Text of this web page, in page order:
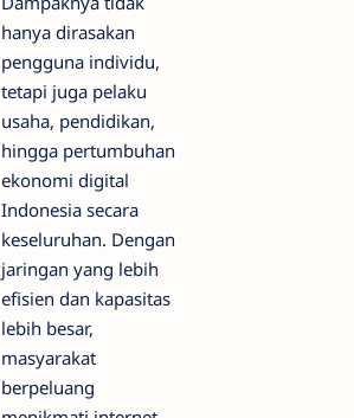
hanya dirasakan
pengguna individu,
tetapi juga pelaku
usaha, pendidikan,
hingga pertumbuhan
ekonomi digital
Indonesia secara
keseluruhan. Dengan
jaringan yang lebih
efisien dan kapasitas
lebih besar,
masyarakat
berpeluang